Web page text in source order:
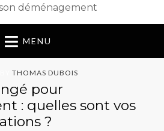
déménagement
MENU
THOMAS DUBOIS
pour
: quelles sont vos
?